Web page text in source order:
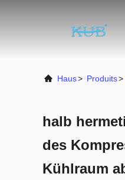
Haus> Produits>
halb
des
Kühlraum